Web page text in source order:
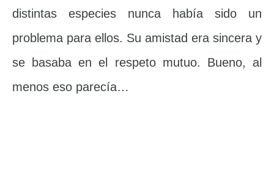
distintas especies nunca había sido un
problema para ellos. Su amistad era sincera y
se basaba en el respeto mutuo. Bueno, al
menos eso parecía…